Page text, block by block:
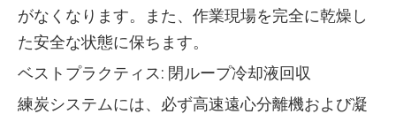
がなくなります。また、作業現場を完全に乾燥し
た安全な状態に保ちます。
ベストプラクティス: 閉ループ冷却液回収
練炭システムには、必ず高速遠心分離機および凝